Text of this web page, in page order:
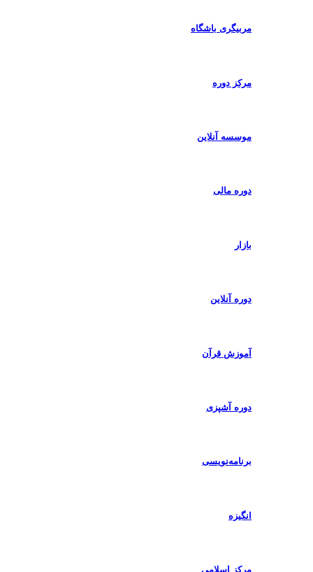
مربیگری باشگاه
مرکز دوره
موسسه آنلاین
دوره مالی
دوره آنلاین
آموزش قرآن
دوره آشپزی
برنامه‌نویسی
مرکز اسلامی